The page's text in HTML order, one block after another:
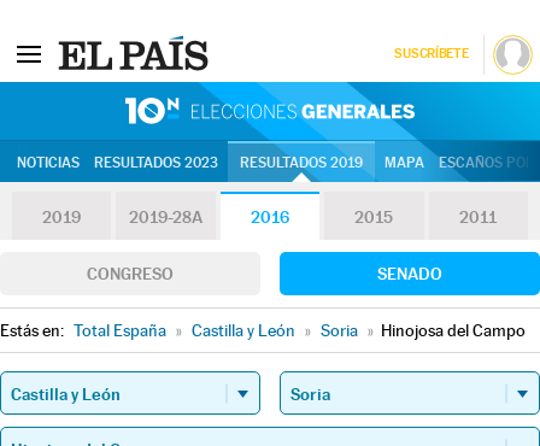
SUSCRÍBETE
NOTICIAS RESULTADOS 2023 RESULTADOS 2019 MAPA ESCAÑOS
2019 2019-28A 2016 2015 2011
CONGRESO SENADO
Estás en: Total España » Castilla y León » Soria » Hinojosa del Campo